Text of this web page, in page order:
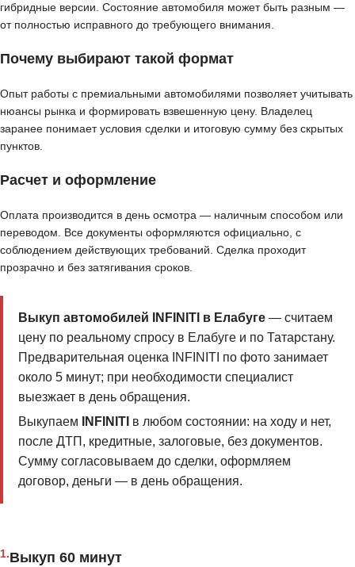
гибридные версии. Состояние автомобиля может быть разным —
от полностью исправного до требующего внимания.
Почему выбирают такой формат
Опыт работы с премиальными автомобилями позволяет учитывать
нюансы рынка и формировать взвешенную цену. Владелец
заранее понимает условия сделки и итоговую сумму без скрытых
пунктов.
Расчет и оформление
Оплата производится в день осмотра — наличным способом или
переводом. Все документы оформляются официально, с
соблюдением действующих требований. Сделка проходит
прозрачно и без затягивания сроков.
Выкуп автомобилей INFINITI в Елабуге— считаем
цену по реальному спросу в Елабуге и по Татарстану.
Предварительная оценка INFINITI по фото занимает
около 5 минут; при необходимости специалист
выезжает в день обращения.
Выкупаем
INFINITI в любом состоянии: на ходу и нет,
после ДТП, кредитные, залоговые, без документов.
Сумму согласовываем до сделки, оформляем
договор, деньги — в день обращения.
1.Выкуп 60 минут